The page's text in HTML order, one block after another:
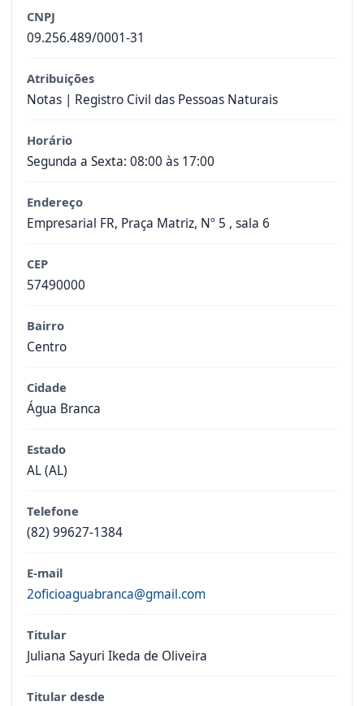
CNPJ
09.256.489/0001-31
Atribuições
Notas | Registro Civil das Pessoas Naturais
Horário
Segunda a Sexta: 08:00 às 17:00
Endereço
Empresarial FR, Praça Matriz, Nº 5 , sala 6
CEP
57490000
Bairro
Centro
Cidade
Água Branca
Estado
AL (AL)
Telefone
(82) 99627-1384
E-mail
2oficioaguabranca@gmail.com
Titular
Juliana Sayuri Ikeda de Oliveira
Titular desde